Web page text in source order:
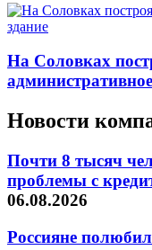
На Соловках
Новости
Почти 8 тысяч
проблемы с
06.08.2026
Россияне